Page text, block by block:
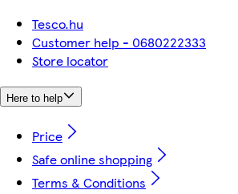
Tesco.hu
Customer help - 0680222333
Store locator
Here to help
Price
Safe online shopping
Terms & Conditions